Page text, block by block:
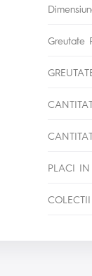
Greutate
PLACI IN
COLECTII